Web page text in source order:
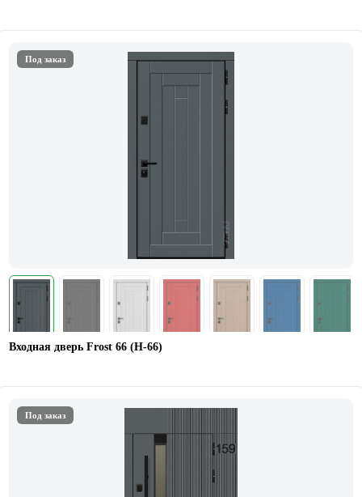
Под заказ
Входная дверь Frost 66 (Н-66)
Под заказ